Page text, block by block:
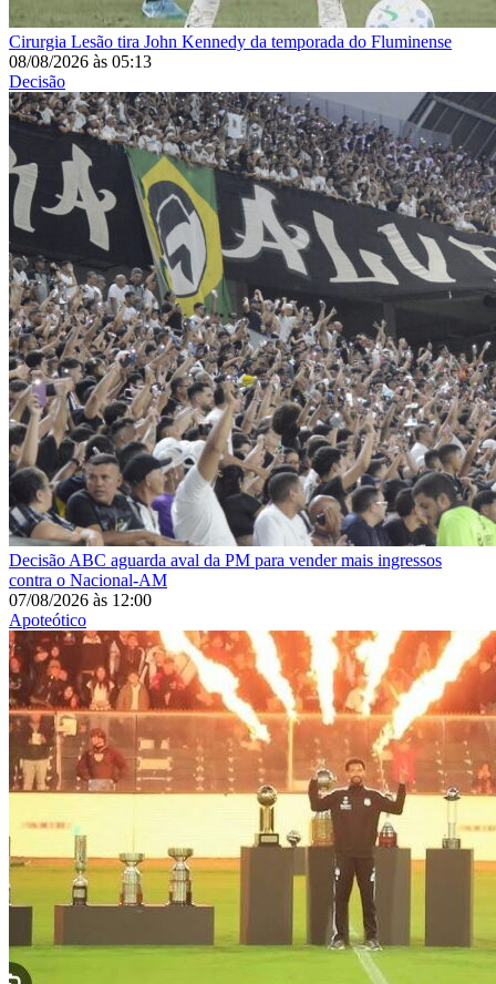
Cirurgia Lesão tira John Kennedy da temporada do Fluminense
08/08/2026 às 05:13
Decisão
Decisão ABC aguarda aval da PM para vender mais ingressos
contra o Nacional-AM
07/08/2026 às 12:00
Apoteótico